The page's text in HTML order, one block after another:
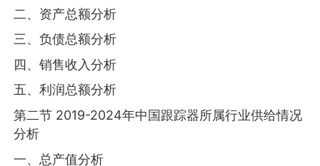
二、资产总额分析
三、负债总额分析
四、销售收入分析
五、利润总额分析
第二节 2019-2024年中国跟踪器所属行业供给情况
分析
一、总产值分析